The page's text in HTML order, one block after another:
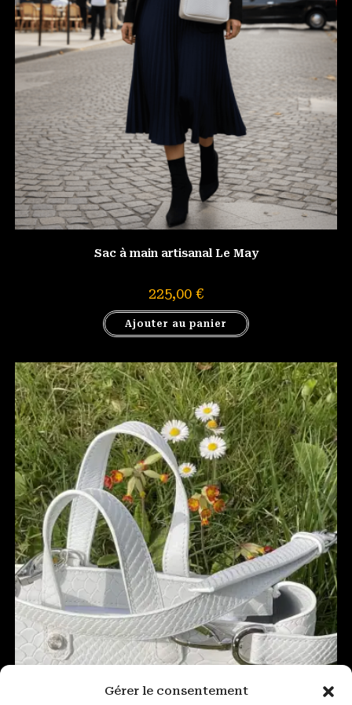
Gérer le consentement
Sac à main artisanal Le May
225,00 €
Ajouter au panier